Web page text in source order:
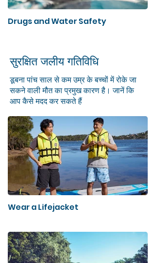
Drugs and Water Safety
सुरक्षित जलीय गतिविधि
डूबना पांच साल से कम उम्र के बच्चों में रोके जा
सकने वाली मौत का प्रमुख कारण है। जानें कि
आप कैसे मदद कर सकते हैं
Wear a Lifejacket